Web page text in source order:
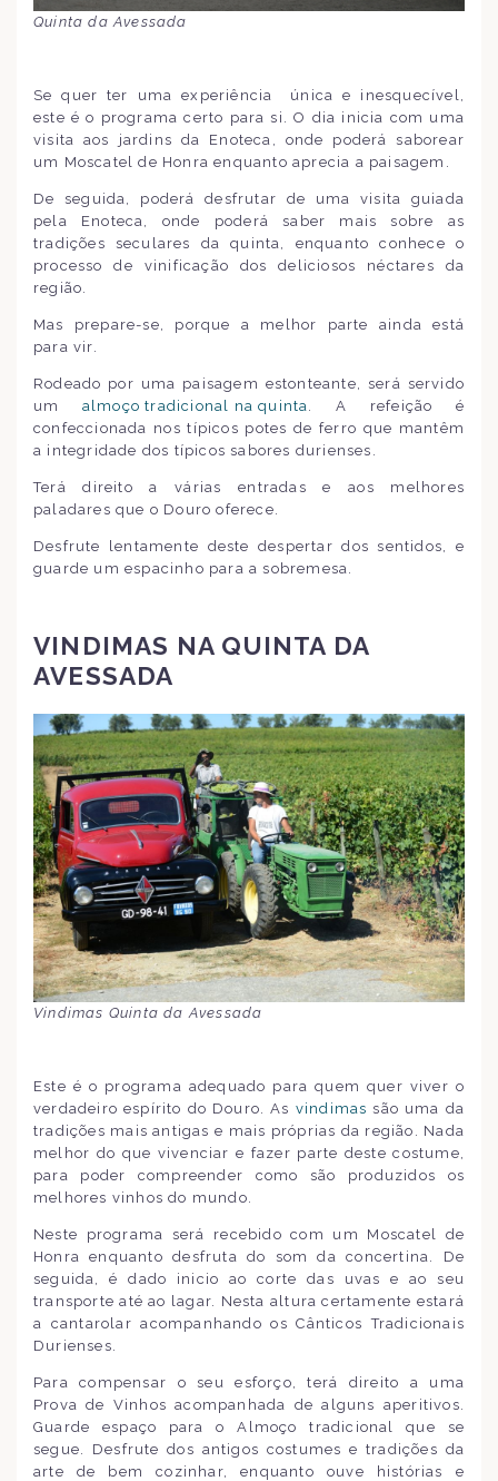
Quinta da Avessada
Se quer ter uma experiência única e inesquecível,
este é o programa certo para si. O dia inicia com uma
visita aos jardins da Enoteca, onde poderá saborear
um Moscatel de Honra enquanto aprecia a paisagem.
De seguida, poderá desfrutar de uma visita guiada
pela Enoteca, onde poderá saber mais sobre as
tradições seculares da quinta, enquanto conhece o
processo de vinificação dos deliciosos néctares da
região.
Mas prepare-se, porque a melhor parte ainda está
para vir.
Rodeado por uma paisagem estonteante, será servido
um almoço tradicional na quinta
. A refeição é
confeccionada nos típicos potes de ferro que mantêm
a integridade dos típicos sabores durienses.
Terá direito a várias entradas e aos melhores
paladares que o Douro oferece.
Desfrute lentamente deste despertar dos sentidos, e
guarde um espacinho para a sobremesa.
VINDIMAS NA QUINTA DA
AVESSADA
Vindimas Quinta da Avessada
Este é o programa adequado para quem quer viver o
verdadeiro espírito do Douro. As vindimas são uma da
tradições mais antigas e mais próprias da região. Nada
melhor do que vivenciar e fazer parte deste costume,
para poder compreender como são produzidos os
melhores vinhos do mundo.
Neste programa será recebido com um Moscatel de
Honra enquanto desfruta do som da concertina. De
seguida, é dado inicio ao corte das uvas e ao seu
transporte até ao lagar. Nesta altura certamente estará
a cantarolar acompanhando os Cânticos Tradicionais
Durienses.
Para compensar o seu esforço, terá direito a uma
Prova de Vinhos acompanhada de alguns aperitivos.
Guarde espaço para o Almoço tradicional que se
segue. Desfrute dos antigos costumes e tradições da
arte de bem cozinhar, enquanto ouve histórias e